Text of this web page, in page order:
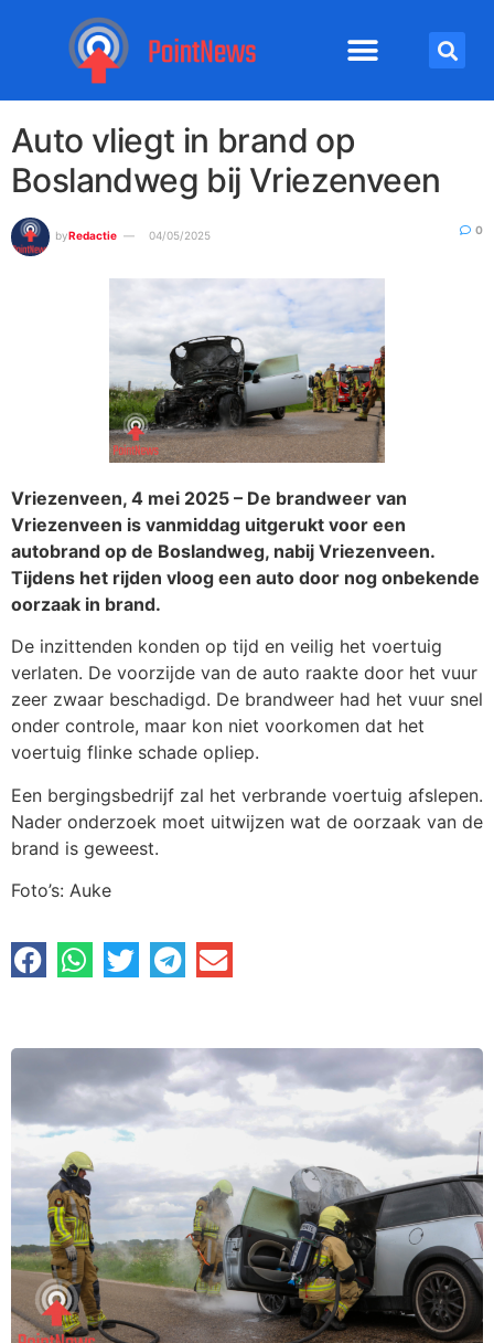
Auto vliegt in brand op
Boslandweg bij Vriezenveen
byRedactie 04/05/2025 0
Vriezenveen, 4 mei 2025 – De brandweer van
Vriezenveen is vanmiddag uitgerukt voor een
autobrand op de Boslandweg, nabij Vriezenveen.
Tijdens het rijden vloog een auto door nog onbekende
oorzaak in brand.
De inzittenden konden op tijd en veilig het voertuig
verlaten. De voorzijde van de auto raakte door het vuur
zeer zwaar beschadigd. De brandweer had het vuur snel
onder controle, maar kon niet voorkomen dat het
voertuig flinke schade opliep.
Een bergingsbedrijf zal het verbrande voertuig afslepen.
Nader onderzoek moet uitwijzen wat de oorzaak van de
brand is geweest.
Foto’s: Auke